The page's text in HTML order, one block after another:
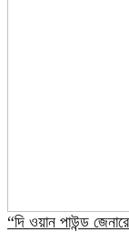
“দি ওয়ান পাউন্ড